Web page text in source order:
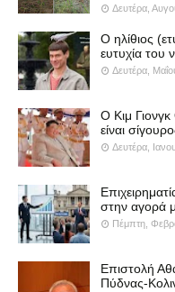
Δευτέρα,
Ο ηλίθιος
ευτυχία του
Δευτέρα,
Ο Κιμ Γιονγκ
είναι
Δευτέρα,
στην αγορά
Πέμπτη,
Επιστολή
Πύδνας-